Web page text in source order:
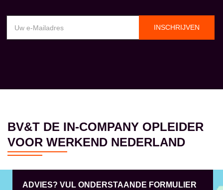
INSCHRIJVEN
BV&T DE IN-COMPANY OPLEIDER
VOOR WERKEND NEDERLAND
ADVIES? VUL ONDERSTAANDE FORMULIER